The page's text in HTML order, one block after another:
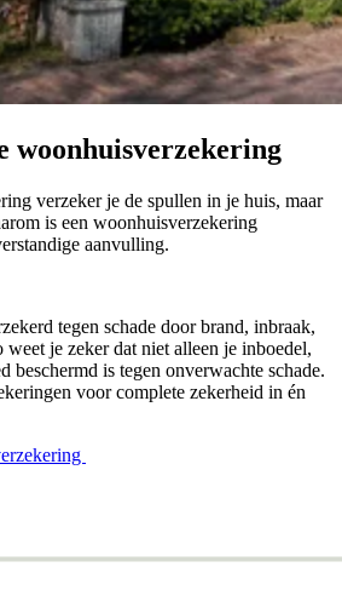
woonhuisverzekering
verzeker je de spullen in je huis, maar
is een woonhuisverzekering
aanvulling.
tegen schade door brand, inbraak,
je zeker dat niet alleen je inboedel,
beschermd is tegen onverwachte schade.
voor complete zekerheid in én